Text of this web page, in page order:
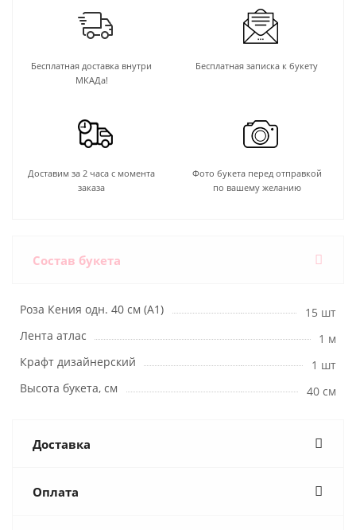
Бесплатная доставка внутри
МКАДа!
Бесплатная записка к букету
Доставим за 2 часа с момента
заказа
Фото букета перед отправкой
по вашему желанию
Состав букета
Роза Кения одн. 40 см (А1)
15 шт
Лента атлас
1 м
Крафт дизайнерский
1 шт
Высота букета, см
40 см
Доставка
Оплата